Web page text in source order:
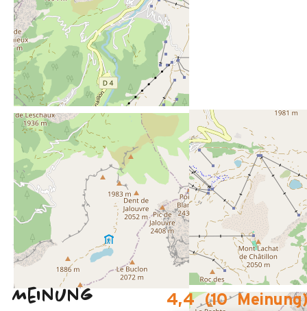
ENTFERNT :
20 m
Des Zentrums von Grand-Bornand Chinaillon
250 m
vom Freizeitpark aus
50 m
Des Stoppens Schiffchen im Sommer
Meinung
4,4(10 Meinung